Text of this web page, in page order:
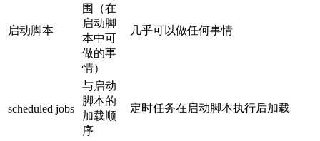
启动脚本
围（在
启动脚
本中可
做的事
情）
几乎可以做任何事情
scheduled jobs
与启动
脚本的
加载顺
序
定时任务在启动脚本执行后加载